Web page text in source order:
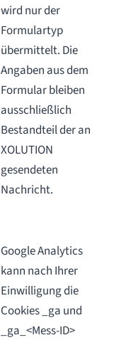
wird nur der
Formulartyp
übermittelt. Die
Angaben aus dem
Formular bleiben
ausschließlich
Bestandteil der an
XOLUTION
gesendeten
Nachricht.
Google Analytics
kann nach Ihrer
Einwilligung die
Cookies _ga und
_ga_<Mess-ID>